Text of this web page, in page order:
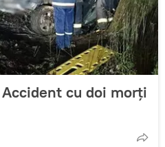
cu doi morți